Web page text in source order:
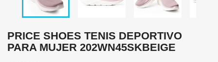
PRICE SHOES TENIS DEPORTIVO
PARA MUJER 202WN45SKBEIGE